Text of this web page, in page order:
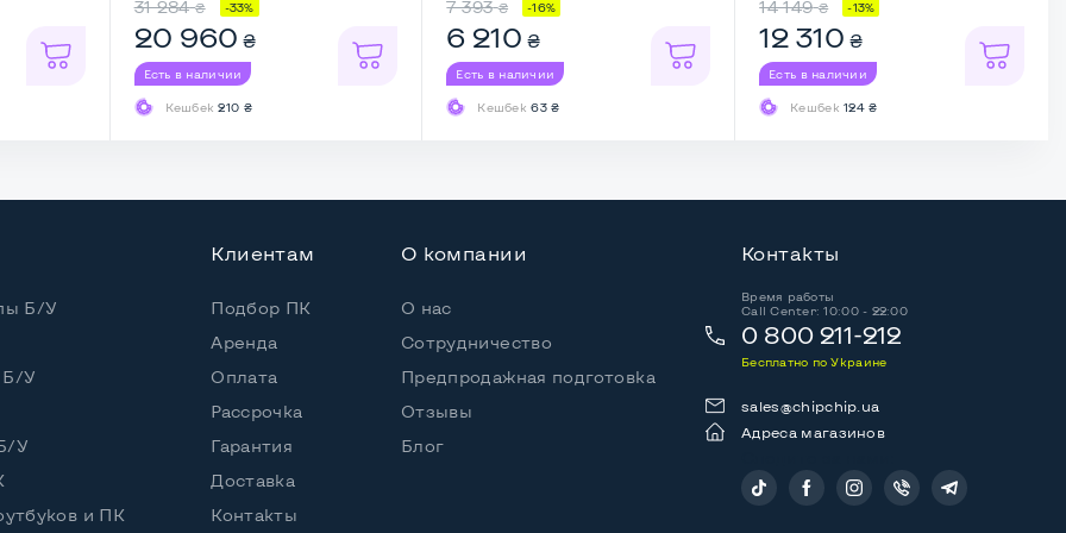
(30 дней)
31 284 ₴ -33%
20 960 ₴
Есть в наличии
Кешбек210 ₴
7 393 ₴ -16%
6 210 ₴
Есть в наличии
Кешбек63 ₴
14 149 ₴ -13%
12 310 ₴
Есть в наличии
Кешбек124 ₴
Б/У
Б/У
У
и ПК
Клиентам
Подбор ПК
Аренда
Оплата
Рассрочка
Гарантия
Доставка
Контакты
О компании
О нас
Сотрудничество
Предпродажная подготовка
Отзывы
Блог
Контакты
Время работы
Call Center: 10:00 - 22:00
0 800 211-212
Бесплатно по Украине
sales@chipchip.ua
Адреса магазинов